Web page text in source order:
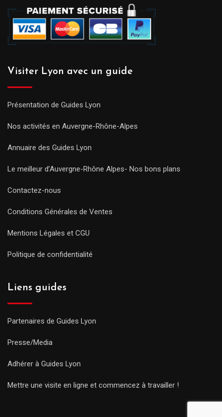
Visiter Lyon avec un guide
Présentation de Guides Lyon
Nos activités en Auvergne-Rhône-Alpes
Annuaire des Guides Lyon
Le meilleur d’Auvergne-Rhône Alpes- Nos bons plans
Contactez-nous
Conditions Générales de Ventes
Mentions Légales et CGU
Politique de confidentialité
Liens guides
Partenaires de Guides Lyon
Presse/Media
Adhérer à Guides Lyon
Mettre une visite en ligne et commencez à travailler !